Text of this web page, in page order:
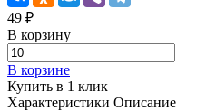
49 ₽
В корзину
В корзине
Купить в 1 клик
Характеристики Описание